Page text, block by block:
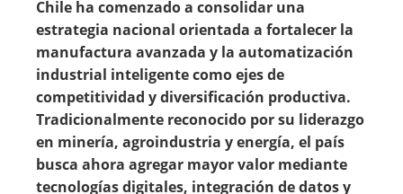
Chile ha comenzado a consolidar una
estrategia nacional orientada a fortalecer la
manufactura avanzada y la automatización
industrial inteligente como ejes de
competitividad y diversificación productiva.
Tradicionalmente reconocido por su liderazgo
en minería, agroindustria y energía, el país
busca ahora agregar mayor valor mediante
tecnologías digitales, integración de datos y